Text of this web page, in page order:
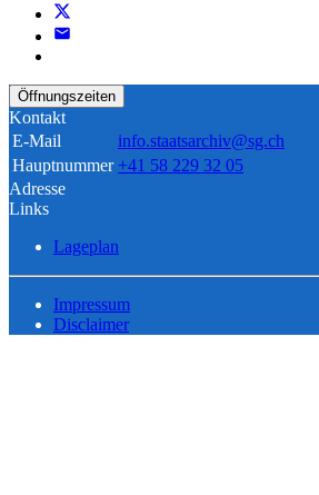
Öffnungszeiten
Kontakt
E-Mail
info.staatsarchiv@sg.ch
Hauptnummer +41 58 229 32 05
Adresse
Links
Lageplan
Impressum
Disclaimer